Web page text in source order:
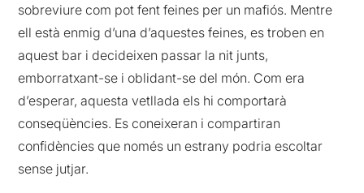
sobreviure com pot fent feines per un mafiós. Mentre
ell està enmig d’una d’aquestes feines, es troben en
aquest bar i decideixen passar la nit junts,
emborratxant-se i oblidant-se del món. Com era
d’esperar, aquesta vetllada els hi comportarà
conseqüències. Es coneixeran i compartiran
confidències que només un estrany podria escoltar
sense jutjar.